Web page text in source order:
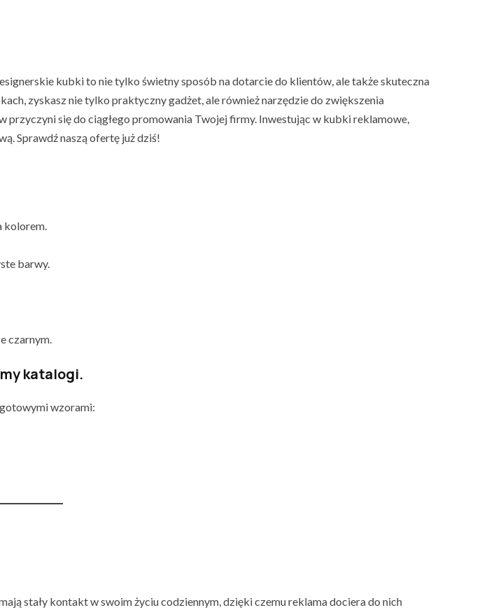
kubki to nie tylko świetny sposób na dotarcie do klientów, ale także skuteczna
zyskasz nie tylko praktyczny gadżet, ale również narzędzie do zwiększenia
się do ciągłego promowania Twojej firmy. Inwestując w kubki reklamowe,
Sprawdź naszą ofertę już dziś!
kolorem.
barwy.
czarnym.
katalogi.
wzorami:
stały kontakt w swoim życiu codziennym, dzięki czemu reklama dociera do nich